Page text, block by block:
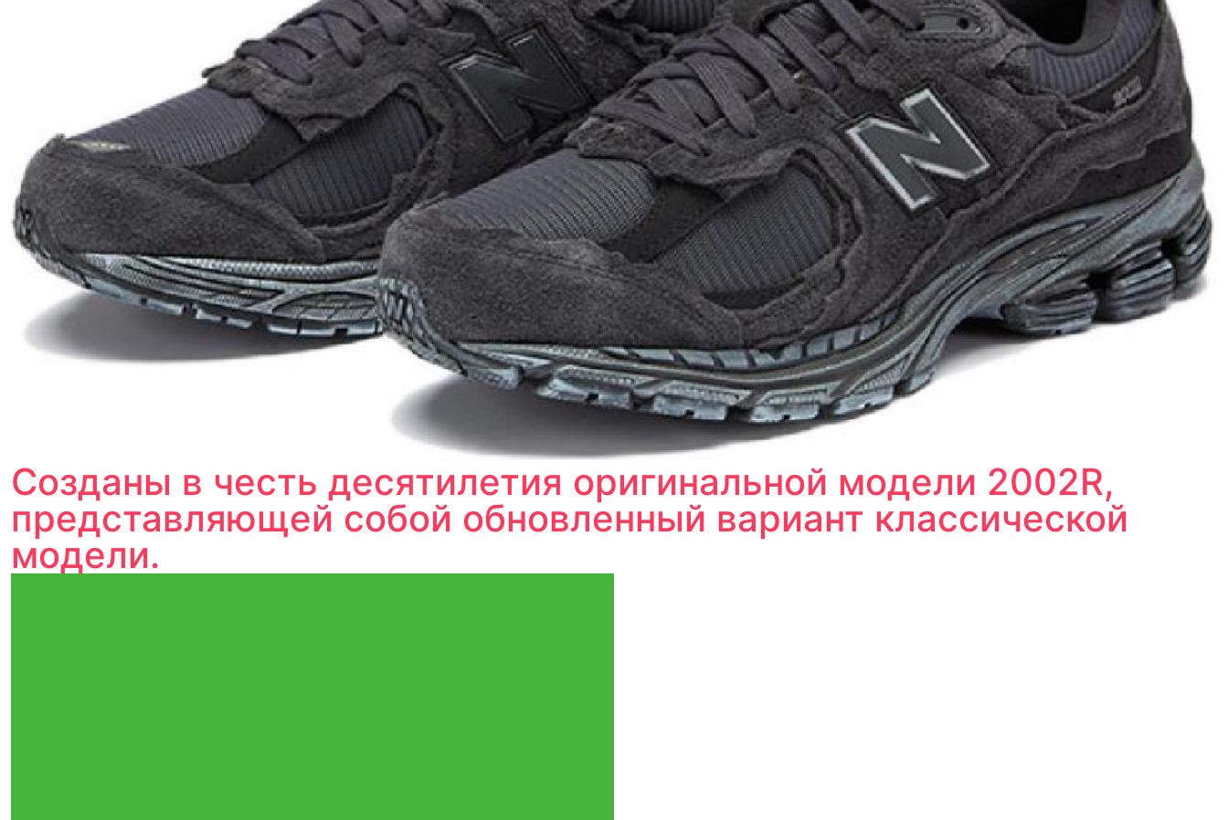
Созданы в честь десятилетия оригинальной модели 2002R,
представляющей собой обновленный вариант классической
модели.